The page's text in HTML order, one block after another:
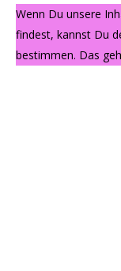
Wenn Du unsere
findest, kannst Du
bestimmen. Das